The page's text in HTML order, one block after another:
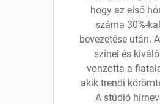
hogy az első
száma 30%-
bevezetése után.
színei és
vonzotta a
akik trendi
A stúdió